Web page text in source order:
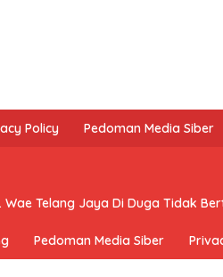
Policy Pedoman Media Siber
Wae Telang Jaya Di Duga Tidak
Pedoman Media Siber